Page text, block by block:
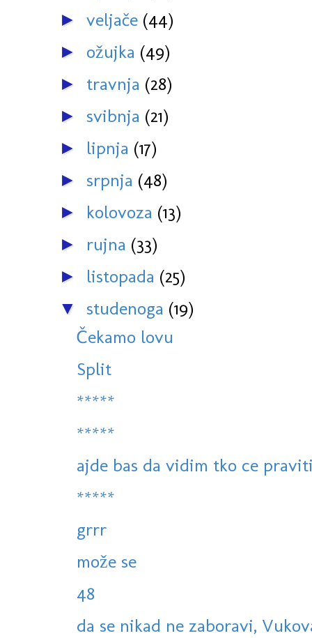
► veljače (44)
► ožujka (49)
► travnja (28)
► svibnja (21)
► lipnja (17)
► srpnja (48)
► kolovoza (13)
► rujna (33)
► listopada (25)
▼ studenoga (19)
Čekamo lovu
Split
*****
*****
ajde bas da vidim tko ce
*****
grrr
može se
48
da se nikad ne zaboravi,